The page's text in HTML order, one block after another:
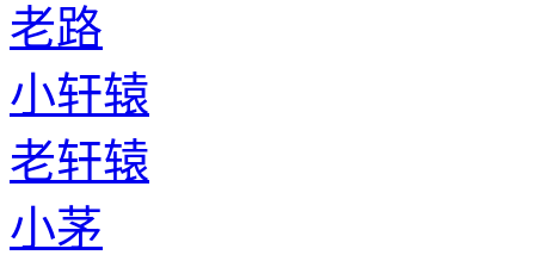
老路
小轩辕
老轩辕
小茅